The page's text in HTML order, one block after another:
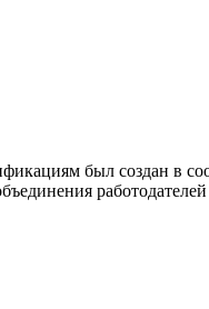
был создан в